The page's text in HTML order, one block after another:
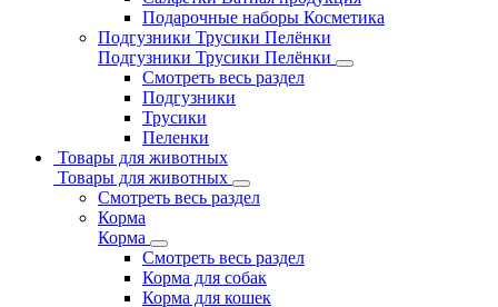
Подарочные наборы Косметика
Подгузники Трусики Пелёнки
Подгузники Трусики Пелёнки
Смотреть весь раздел
Подгузники
Трусики
Пеленки
Товары для животных
Товары для животных
Смотреть весь раздел
Корма
Корма
Смотреть весь раздел
Корма для собак
Корма для кошек